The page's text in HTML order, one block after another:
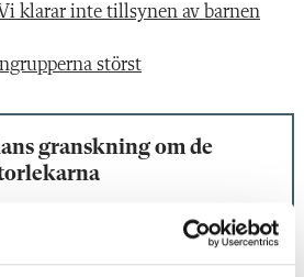
klarar inte tillsynen av barnen
störst
granskning om de
skadas varje dag
in i stressen”